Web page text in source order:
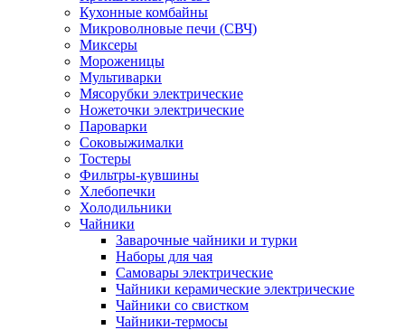
Кухонные комбайны
Микроволновые печи (СВЧ)
Миксеры
Мороженицы
Мультиварки
Мясорубки электрические
Ножеточки электрические
Пароварки
Соковыжималки
Тостеры
Фильтры-кувшины
Хлебопечки
Холодильники
Чайники
Заварочные чайники и турки
Наборы для чая
Самовары электрические
Чайники керамические электрические
Чайники со свистком
Чайники-термосы